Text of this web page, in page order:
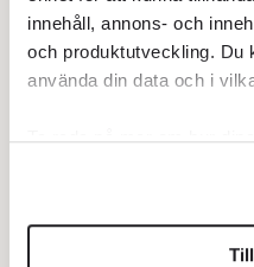
innehåll, annons- och
och produktutveckling. Du
använda din data och i
Ta reda på mer om hur
Du kan ändra eller dra
helst från cookie-